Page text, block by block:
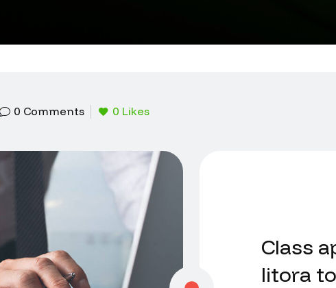
0 Comments 0 Likes
Class
litora